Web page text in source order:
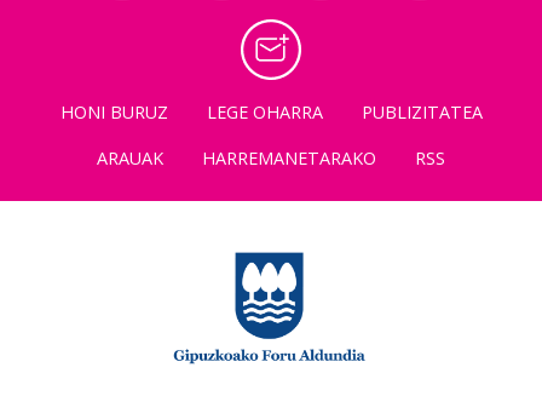
HONI BURUZ LEGE OHARRA
PUBLIZITATEA
ARAUAK
HARREMANETARAKO RSS